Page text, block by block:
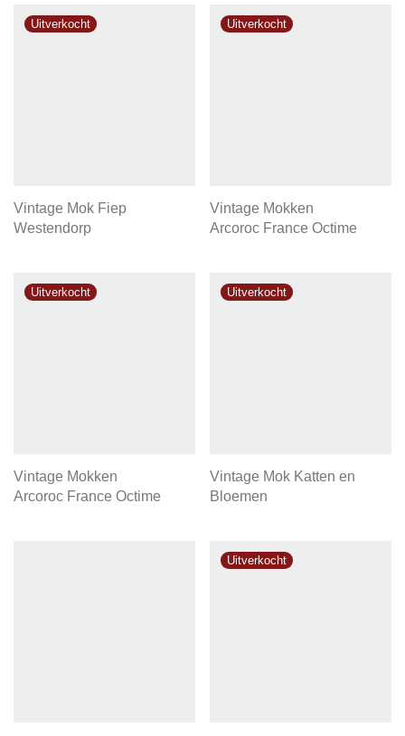
Vintage Mok Fiep
Westendorp
Vintage Mokken
Arcoroc France Octime
Vintage Mokken
Arcoroc France Octime
Vintage Mok Katten en
Bloemen